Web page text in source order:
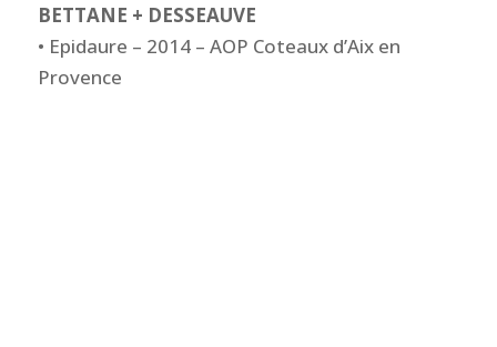
BETTANE + DESSEAUVE
• Epidaure – 2014 – AOP Coteaux d’Aix en
Provence